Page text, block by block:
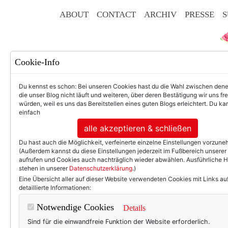
ABOUT CONTACT ARCHIV PRESSE
The
Cookie-Info
Du kennst es schon: Bei unseren Cookies hast du die Wahl zwischen
die unser Blog nicht läuft und weiteren, über deren Bestätigung wir uns
würden, weil es uns das Bereitstellen eines guten Blogs erleichtert. Du
einfach
alle akzeptieren & schließen
Du hast auch die Möglichkeit, verfeinerte einzelne Einstellungen
(Außerdem kannst du diese Einstellungen jederzeit im Fußbereich unserer
aufrufen und Cookies auch nachträglich wieder abwählen. Ausführliche
stehen in unserer Datenschutzerklärung.)
Eine Übersicht aller auf dieser Website verwendeten Cookies mit Links
detaillierte Informationen:
Notwendige Cookies Details
Sind für die einwandfreie Funktion der Website erforderlich.